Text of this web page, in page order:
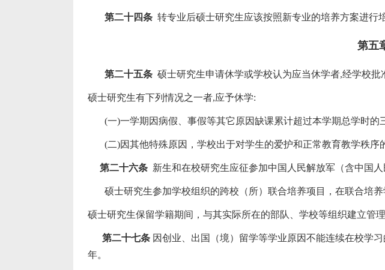
第二十四条 转专业后硕士研究生应该按照新专业的培养方案进
第五
第二十五条 硕士研究生申请休学或学校认为应当休学者,经学校批
硕士研究生有下列情况之一者,应予休学:
(一)一学期因病假、事假等其它原因缺课累计超过本学期总学时的
(二)因其他特殊原因，学校出于对学生的爱护和正常教育教学秩序
第二十六条 新生和在校研究生应征参加中国人民解放军（含中国
硕士研究生参加学校组织的跨校（所）联合培养项目，在联合培养
硕士研究生保留学籍期间，与其实际所在的部队、学校等组织建立管理
第二十七条 因创业、出国（境）留学等学业原因不能连续在校学
年。